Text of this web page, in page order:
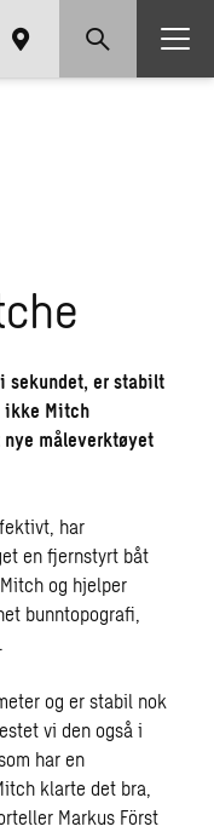
sekundet, er stabilt
ikke Mitch
nye måleverktøyet
har
en fjernstyrt båt
og hjelper
bunntopografi,
og er stabil nok
vi den også i
har en
klarte det bra,
Markus Först